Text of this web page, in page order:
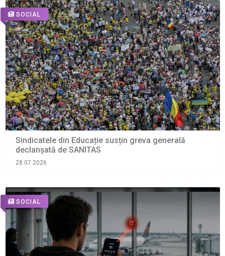
SOCIAL
Sindicatele din Educație susțin greva generală
declanșată de SANITAS
28.07.2026
SOCIAL